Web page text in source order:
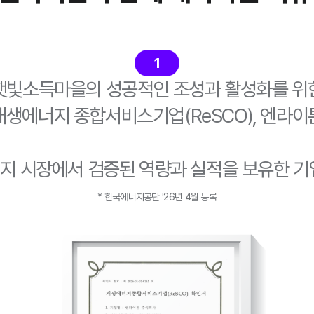
1
빛소득마을의 성공적인 조성과 활성화를 위
생에너지 종합서비스기업(ReSCO), 엔라이
시장에서 검증된 역량과 실적을 보유한
* 한국에너지공단 '26년 4월 등록